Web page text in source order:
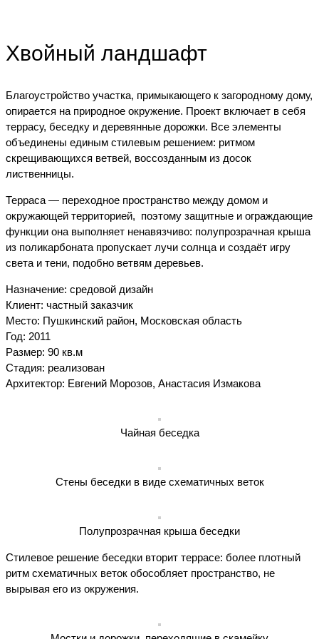
Хвойный ландшафт
Благоустройство участка, примыкающего к загородному дому,
опирается на природное окружение. Проект включает в себя
террасу, беседку и деревянные дорожки. Все элементы
объединены единым стилевым решением: ритмом
скрещивающихся ветвей, воссозданным из досок
лиственницы.
Терраса — переходное пространство между домом и
окружающей территорией, поэтому защитные и ограждающие
функции она выполняет ненавязчиво: полупрозрачная крыша
из поликарбоната пропускает лучи солнца и создаёт игру
света и тени, подобно ветвям деревьев.
Назначение: средовой дизайн
Клиент: частный заказчик
Место: Пушкинский район, Московская область
Год: 2011
Размер: 90 кв.м
Стадия: реализован
Архитектор: Евгений Морозов, Анастасия Измакова
Чайная беседка
Стены беседки в виде схематичных веток
Полупрозрачная крыша беседки
Стилевое решение беседки вторит террасе: более плотный
ритм схематичных веток обособляет пространство, не
вырывая его из окружения.